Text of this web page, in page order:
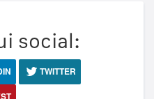
social:
TWITTER